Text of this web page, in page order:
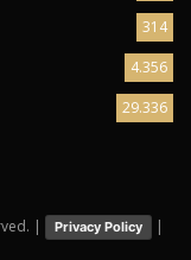
314
4.356
29.336
| Privacy Policy |